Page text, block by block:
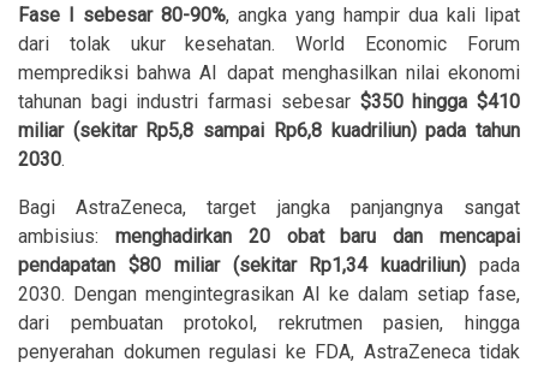
Fase I sebesar 80-90%, angka yang hampir dua kali lipat
dari tolak ukur kesehatan. World Economic Forum
memprediksi bahwa AI dapat menghasilkan nilai ekonomi
tahunan bagi industri farmasi sebesar$350 hingga $410
miliar (sekitar Rp5,8 sampai Rp6,8 kuadriliun) pada tahun
2030.
Bagi AstraZeneca, target jangka panjangnya sangat
ambisius: menghadirkan 20 obat baru dan mencapai
pendapatan $80 miliar (sekitar Rp1,34 kuadriliun) pada
2030. Dengan mengintegrasikan AI ke dalam setiap fase,
dari pembuatan protokol, rekrutmen pasien, hingga
penyerahan dokumen regulasi ke FDA, AstraZeneca tidak